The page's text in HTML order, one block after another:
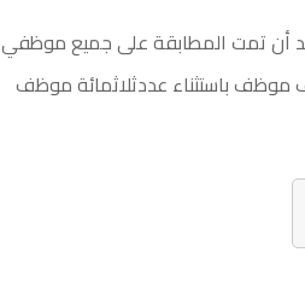
بعد أن تمت المطابقة على جميع موظفي
موظف باستثناء عددثلاثمائة موظف